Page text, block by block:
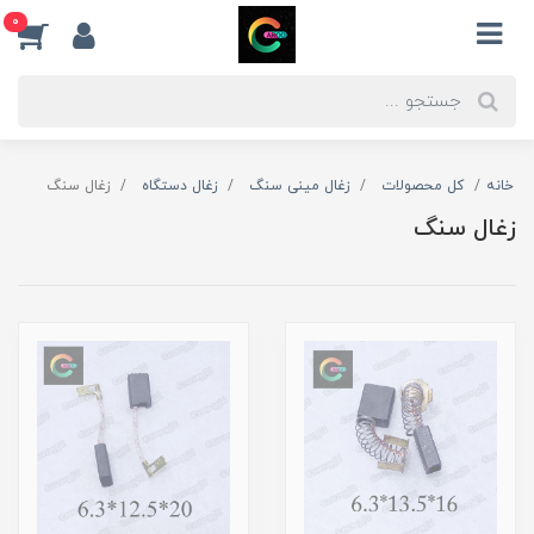
0
خانه کل محصولات زغال مینی سنگ زغال دستگاه زغال سنگ
زغال سنگ